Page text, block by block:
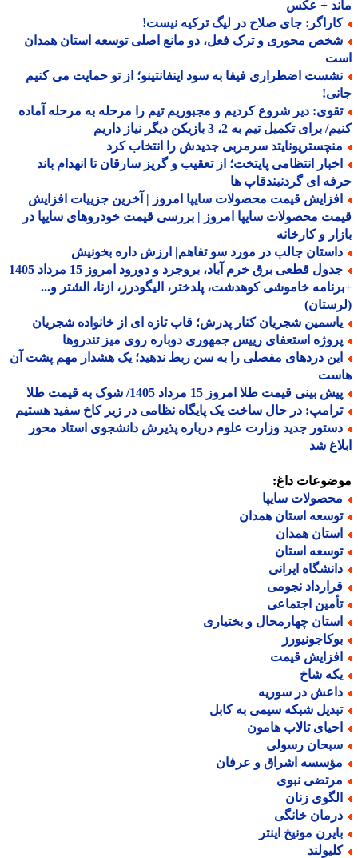
+ عکس
جای صلاح در لیگ ترکیه نیست!
محوری و ترک فعل، دو مانع اصلی توسعه استان همدان
اضطراری فیفا به سود اینفانتینو؛ از تو حمایت می کنیم
دیر شروع کردیم و مجبوریم تیم را مرحله به مرحله آماده
تکمیل تیم به 2، 3 بازیکن دیگر نیاز داریم
سرمربی جدیدش را انتخاب کرد
انتظامی پایتخت؛ از تعقیب و گریز سارقان تا انهدام باند
ای گردنبندقاپ ها
قیمت محصولات سایپا امروز | آخرین جزییات افزایش
محصولات سایپا امروز | بررسی قیمت خودروهای سایپا در
و کارخانه
جالب در مورد سو تفاهم| ارزش داره بخونیش
جدول قطعی برق خرم آباد، بروجرد و دورود امروز 15 مرداد 1405
خاموشی کوهدشت، پلدختر، الیگودرز، ازنا، الشتر و...
شجریان کنار پدرش؛ قاب تازه ای از خانواده شجریان
استعفای رییس جمهوری دوباره روی میز تندروها
دردهای مفصلی را به سن ربط ندهید؛ یک هشدار مهم پشت آن
بینی قیمت طلا امروز 15 مرداد 1405/ شوک به قیمت طلا
در حال ساخت یک پایگاه نظامی در زیر کاخ سفید هستیم
جدید وزارت علوم درباره پذیرش دانشجوی استاد محور
شد
داغ:
سایپا
استان همدان
همدان
استان
ایرانی
نجومی
اجتماعی
چهارمحال و بختیاری
قیمت
شاخ
در سوریه
شبکه سیمی به کابل
تالاب هامون
رسولی
اشراق و عرفان
نبوی
زنان
خانگی
مونیخ اینتر